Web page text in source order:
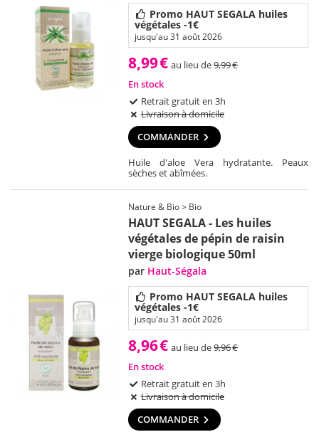
Promo HAUT SEGALA huiles
végétales -1€
jusqu'au 31 août 2026
8,99€ au lieu de9,99€
En stock
Retrait gratuit en 3h
Livraison à domicile
COMMANDER
Huile d'aloe Vera hydratante. Peaux
sèches et abîmées.
Nature & Bio > Bio
HAUT SEGALA - Les huiles
végétales de pépin de raisin
vierge biologique 50ml
par Haut-Ségala
Promo HAUT SEGALA huiles
végétales -1€
jusqu'au 31 août 2026
8,96€ au lieu de9,96€
En stock
Retrait gratuit en 3h
Livraison à domicile
COMMANDER